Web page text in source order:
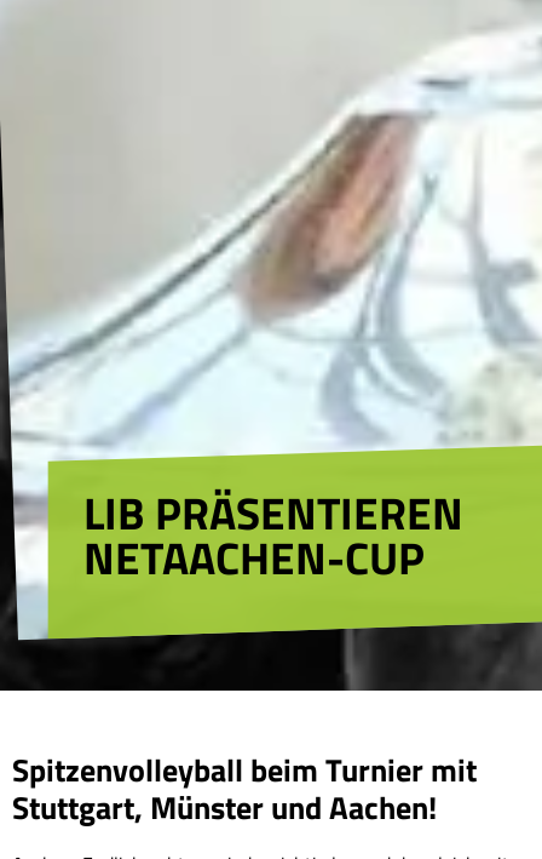
LIB PRÄSENTIEREN
NETAACHEN-CUP
Spitzenvolleyball beim Turnier mit
Stuttgart, Münster und Aachen!